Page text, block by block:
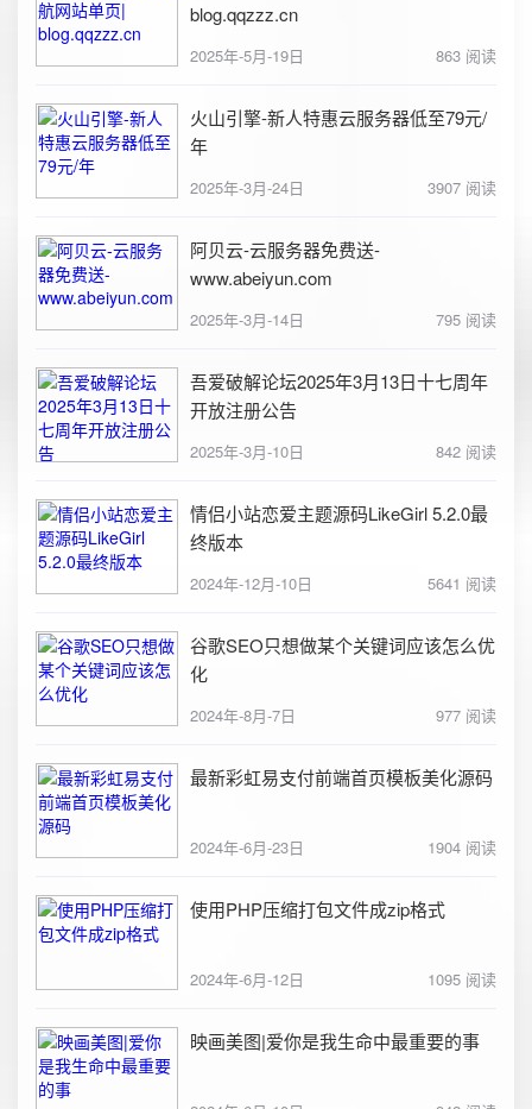
blog.qqzzz.cn
2025年-5月-19日 863 阅读
火山引擎-新人特惠云服务器低至79元/
年
2025年-3月-24日 3907 阅读
阿贝云-云服务器免费送-
www.abeiyun.com
2025年-3月-14日 795 阅读
吾爱破解论坛2025年3月13日十七周年
开放注册公告
2025年-3月-10日 842 阅读
情侣小站恋爱主题源码LikeGirl 5.2.0最
终版本
2024年-12月-10日 5641 阅读
谷歌SEO只想做某个关键词应该怎么优
化
2024年-8月-7日 977 阅读
最新彩虹易支付前端首页模板美化源码
2024年-6月-23日 1904 阅读
使用PHP压缩打包文件成zip格式
2024年-6月-12日 1095 阅读
映画美图|爱你是我生命中最重要的事